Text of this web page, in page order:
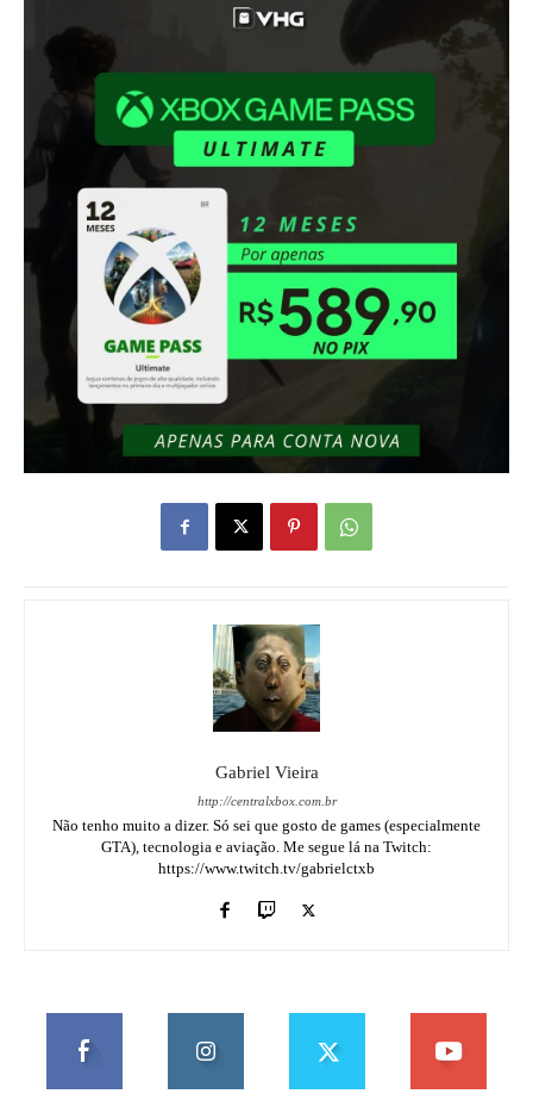
Gabriel Vieira
http://centralxbox.com.br
Não tenho muito a dizer. Só sei que gosto de games (especialmente
GTA), tecnologia e aviação. Me segue lá na Twitch:
https://www.twitch.tv/gabrielctxb